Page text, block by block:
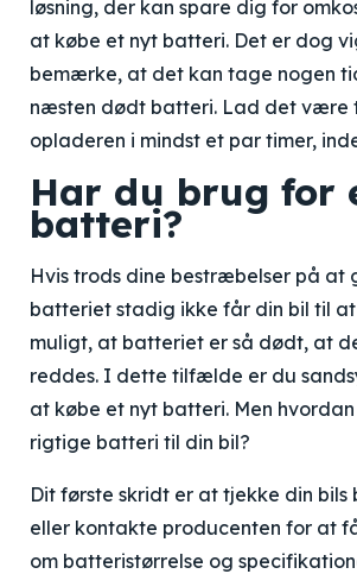
løsning, der kan spare dig for
at købe et nyt batteri. Det er dog
bemærke, at det kan tage nogen
næsten dødt batteri. Lad det være
opladeren i mindst et par timer,
Har du brug for
batteri?
Hvis trods dine bestræbelser på at
batteriet stadig ikke får din bil til
muligt, at batteriet er så dødt, at
reddes. I dette tilfælde er du
at købe et nyt batteri. Men
rigtige batteri til din bil?
Dit første skridt er at tjekke din bils
eller kontakte producenten for at
om batteristørrelse og